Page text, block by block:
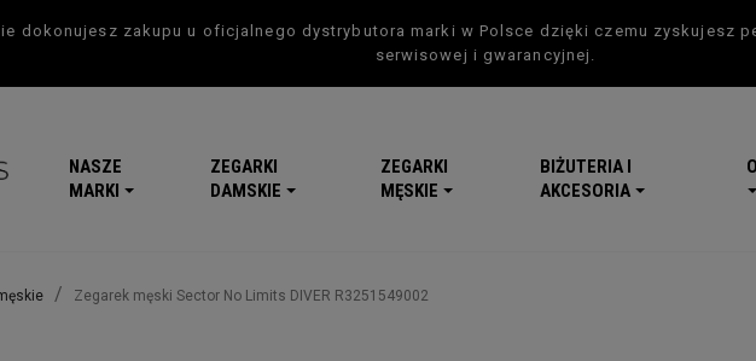
dokonujesz zakupu u oficjalnego dystrybutora marki w Polsce dzięki czemu zyskujesz
serwisowej i gwarancyjnej.
NASZE
MARKI
ZEGARKI
DAMSKIE
ZEGARKI
MĘSKIE
BIŻUTERIA I
AKCESORIA
Zegarek męski Sector No Limits DIVER R3251549002